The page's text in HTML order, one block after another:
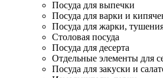
Посуда для выпечки
Посуда для варки и
Посуда для жарки,
Столовая посуда
Посуда для десерта
Отдельные элементы для
Посуда для закуски и